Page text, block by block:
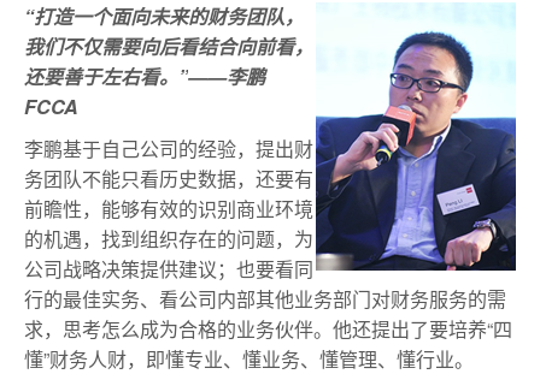
“打造一个面向未来的财务团队，
我们不仅需要向后看结合向前看，
还要善于左右看。”——李鹏
FCCA
李鹏基于自己公司的经验，提出财
务团队不能只看历史数据，还要有
前瞻性，能够有效的识别商业环境
的机遇，找到组织存在的问题，为
公司战略决策提供建议；也要看同
行的最佳实务、看公司内部其他业务部门对财务服务的需
求，思考怎么成为合格的业务伙伴。他还提出了要培养“四
懂”财务人财，即懂专业、懂业务、懂管理、懂行业。